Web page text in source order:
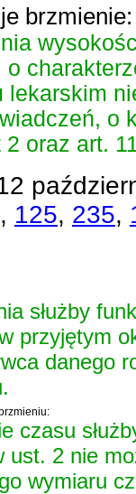
brzmienie:
o
lekarskim
o
oraz art.
, 125, 235,
służby
przyjętym
danego
czasu
ust. 2 nie
wymiaru